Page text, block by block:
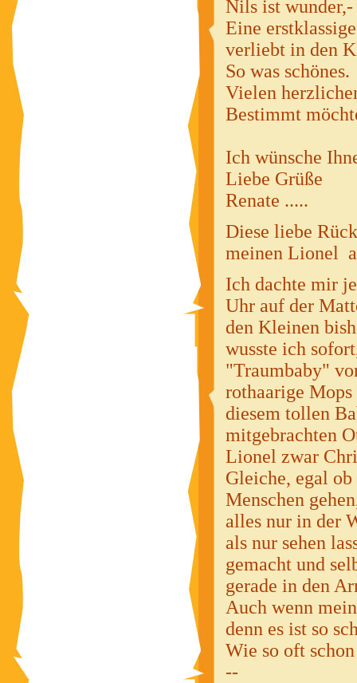
Nils ist
Eine
verliebt in den
So was schönes.
Vielen
Bestimmt
Ich wünsche
Liebe Grüße
Renate .....
Diese liebe
meinen Lionel
Ich dachte mir
Uhr auf der
den Kleinen
wusste ich
"Traumbaby"
rothaarige
diesem tollen
mitgebrachten
Lionel zwar
Gleiche, egal
Menschen
alles nur in der
als nur sehen
gemacht und
gerade in den
Auch wenn
denn es ist so
Wie so oft
--